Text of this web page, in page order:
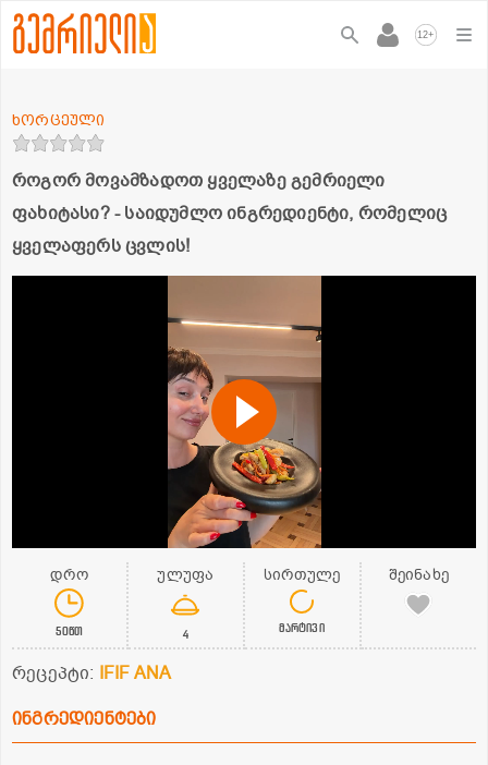
12+
როგორ მოვამზადოთ ყველაზე გემრიელი
ფახიტასი? - საიდუმლო ინგრედიენტი, რომელიც
ყველაფერს ცვლის!
ხორცეული
დრო
50წთ
ულუფა
4
სირთულე
მარტივი
შეინახე
რეცეპტი: IFIF ANA
ინგრედიენტები